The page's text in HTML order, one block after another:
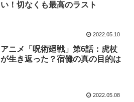
い！切なくも最高のラスト
2022.05.10
アニメ「呪術廻戦」第6話：虎杖
が生き返った？宿儺の真の目的は
2022.05.08